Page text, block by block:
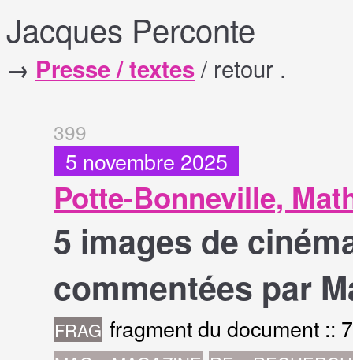
Jacques Perconte
→ Presse / textes/ retour .
399
5 novembre 2025
Potte-Bonneville,
5 images de
commentées par
FRAG fragment du document ::